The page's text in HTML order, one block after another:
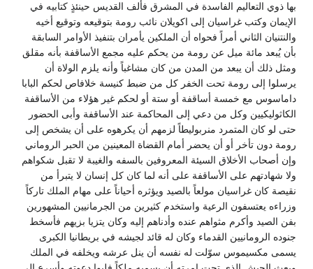
بها ذوي التعاليم الفاسدة في المشرق فألف القديس حينئذٍ كتابيه في
الإيمان وكتب غراسيان إلى اكويلان نائب رومة بتوقيعه وتوقيع أخيه
والنتنيان الثاني أمراً فحواه أن الملكين يأمران بتنفيذ الأوامر السابقة
بأن يُبعد مائة ميل عن رومة من يحكم عليه مجمع الأساقفة بأنه مقلق
ومثل ذلك أن يبعد من المدن من كان مشاغباً وأنه يلزم الولاة أن
يرسلوا إلى رومة تحت الخفر كل من ضبط كنيسة خلافاص لحكم البابا
داماسوس مع خمسة أساقفة أو ستة أو لحكم غير هؤلاء من الأساقفة
الكاثوليكيين وكل من دعي إلى المحاكمة عند الأساقفة وأبى الحضور
حتى لو كان المتمرد منربوليطاً لزمهم أن يكرهوه على أن يشخص إلى
رومة دون تأخر أو أن يحضر أمام القضاة المعينين من الحبر الروماني
وإن أصحاب الأخلاق السيئة المعروفين بالسفه والغيبة لا تقبل شكواهم
ولا شهادتهم على الأساقفة على أنه لما كان كل إنسان لا يتبرأ من
نقيصة كان غراسيان مولعاً بالصيد ويؤثره أحياناً على مهام الملك تاركاً
وزراءه يعتسفون الرعية واستخدم كثيرين من الجرمانيين المشهورين
بفن الصيد وأكرم مثواهم عنده وأدناهم إليه وكان يتزيا بزيهم فأسخط
جنوده الرومانيين القدماء وكان له قائد لجيشه في بريطانيا الكبرى
يسمى مكسيموس سوّلت له نفسه أن ينل عرشه ويخلفه في الملك